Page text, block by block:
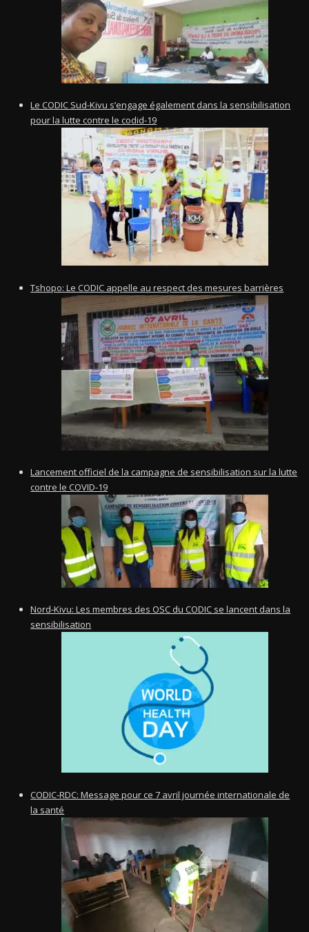
Le CODIC Sud-Kivu s’engage également dans la sensibilisation
pour la lutte contre le codid-19
Tshopo: Le CODIC appelle au respect des mesures barrières
Lancement officiel de la campagne de sensibilisation sur la lutte
contre le COVID-19
Nord-Kivu: Les membres des OSC du CODIC se lancent dans la
sensibilisation
CODIC-RDC: Message pour ce 7 avril journée internationale de
la santé